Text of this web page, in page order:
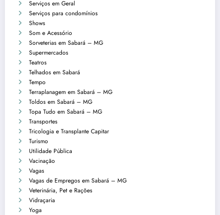
Serviços em Geral
Serviços para condomínios
Shows
Som e Acessório
Sorveterias em Sabará – MG
Supermercados
Teatros
Telhados em Sabará
Tempo
Terraplanagem em Sabará – MG
Toldos em Sabará – MG
Topa Tudo em Sabará – MG
Transportes
Tricologia e Transplante Capitar
Turismo
Utilidade Pública
Vacinação
Vagas
Vagas de Empregos em Sabará – MG
Veterinária, Pet e Rações
Vidraçaria
Yoga